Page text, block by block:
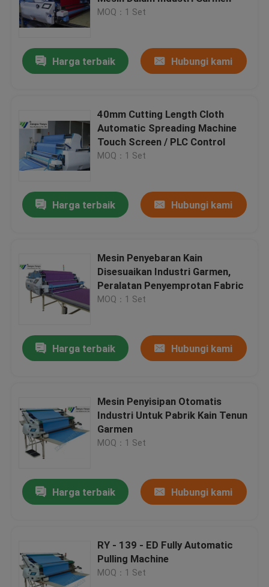
Produk
Tentang kami
Tur Pabrik
Hubungi kami
Mesin Pemotong Mati Hidrolik
Mesin Cut Cut Die Hidrolik
Mesin Cutting Swing Arm
MOQ：1 Set
Harga terbaik Hubungi kami
40mm Cutting Length Cloth
Automatic Spreading Machine
Touch Screen / PLC Control
MOQ：1 Set
Harga terbaik Hubungi kami
Mesin Penyebaran Kain
Disesuaikan Industri Garmen,
Peralatan Penyemprotan Fabric
MOQ：1 Set
Harga terbaik Hubungi kami
Mesin Penyisipan Otomatis
Industri Untuk Pabrik Kain Tenun
Garmen
MOQ：1 Set
Harga terbaik Hubungi kami
RY - 139 - ED Fully Automatic
Pulling Machine
MOQ：1 Set